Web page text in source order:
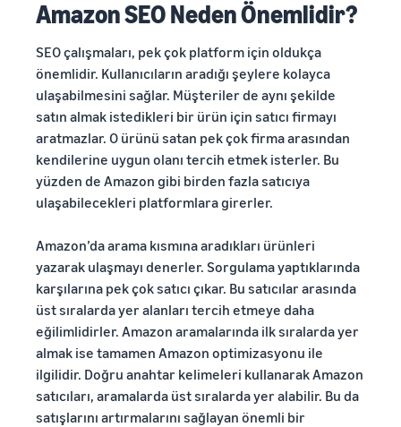
Amazon SEO Neden Önemlidir?
SEO çalışmaları, pek çok platform için oldukça
önemlidir. Kullanıcıların aradığı şeylere kolayca
ulaşabilmesini sağlar. Müşteriler de aynı şekilde
satın almak istedikleri bir ürün için satıcı firmayı
aratmazlar. O ürünü satan pek çok firma arasından
kendilerine uygun olanı tercih etmek isterler. Bu
yüzden de Amazon gibi birden fazla satıcıya
ulaşabilecekleri platformlara girerler.
Amazon’da arama kısmına aradıkları ürünleri
yazarak ulaşmayı denerler. Sorgulama yaptıklarında
karşılarına pek çok satıcı çıkar. Bu satıcılar arasında
üst sıralarda yer alanları tercih etmeye daha
eğilimlidirler. Amazon aramalarında ilk sıralarda yer
almak ise tamamen Amazon optimizasyonu ile
ilgilidir. Doğru anahtar kelimeleri kullanarak Amazon
satıcıları, aramalarda üst sıralarda yer alabilir. Bu da
satışlarını artırmalarını sağlayan önemli bir